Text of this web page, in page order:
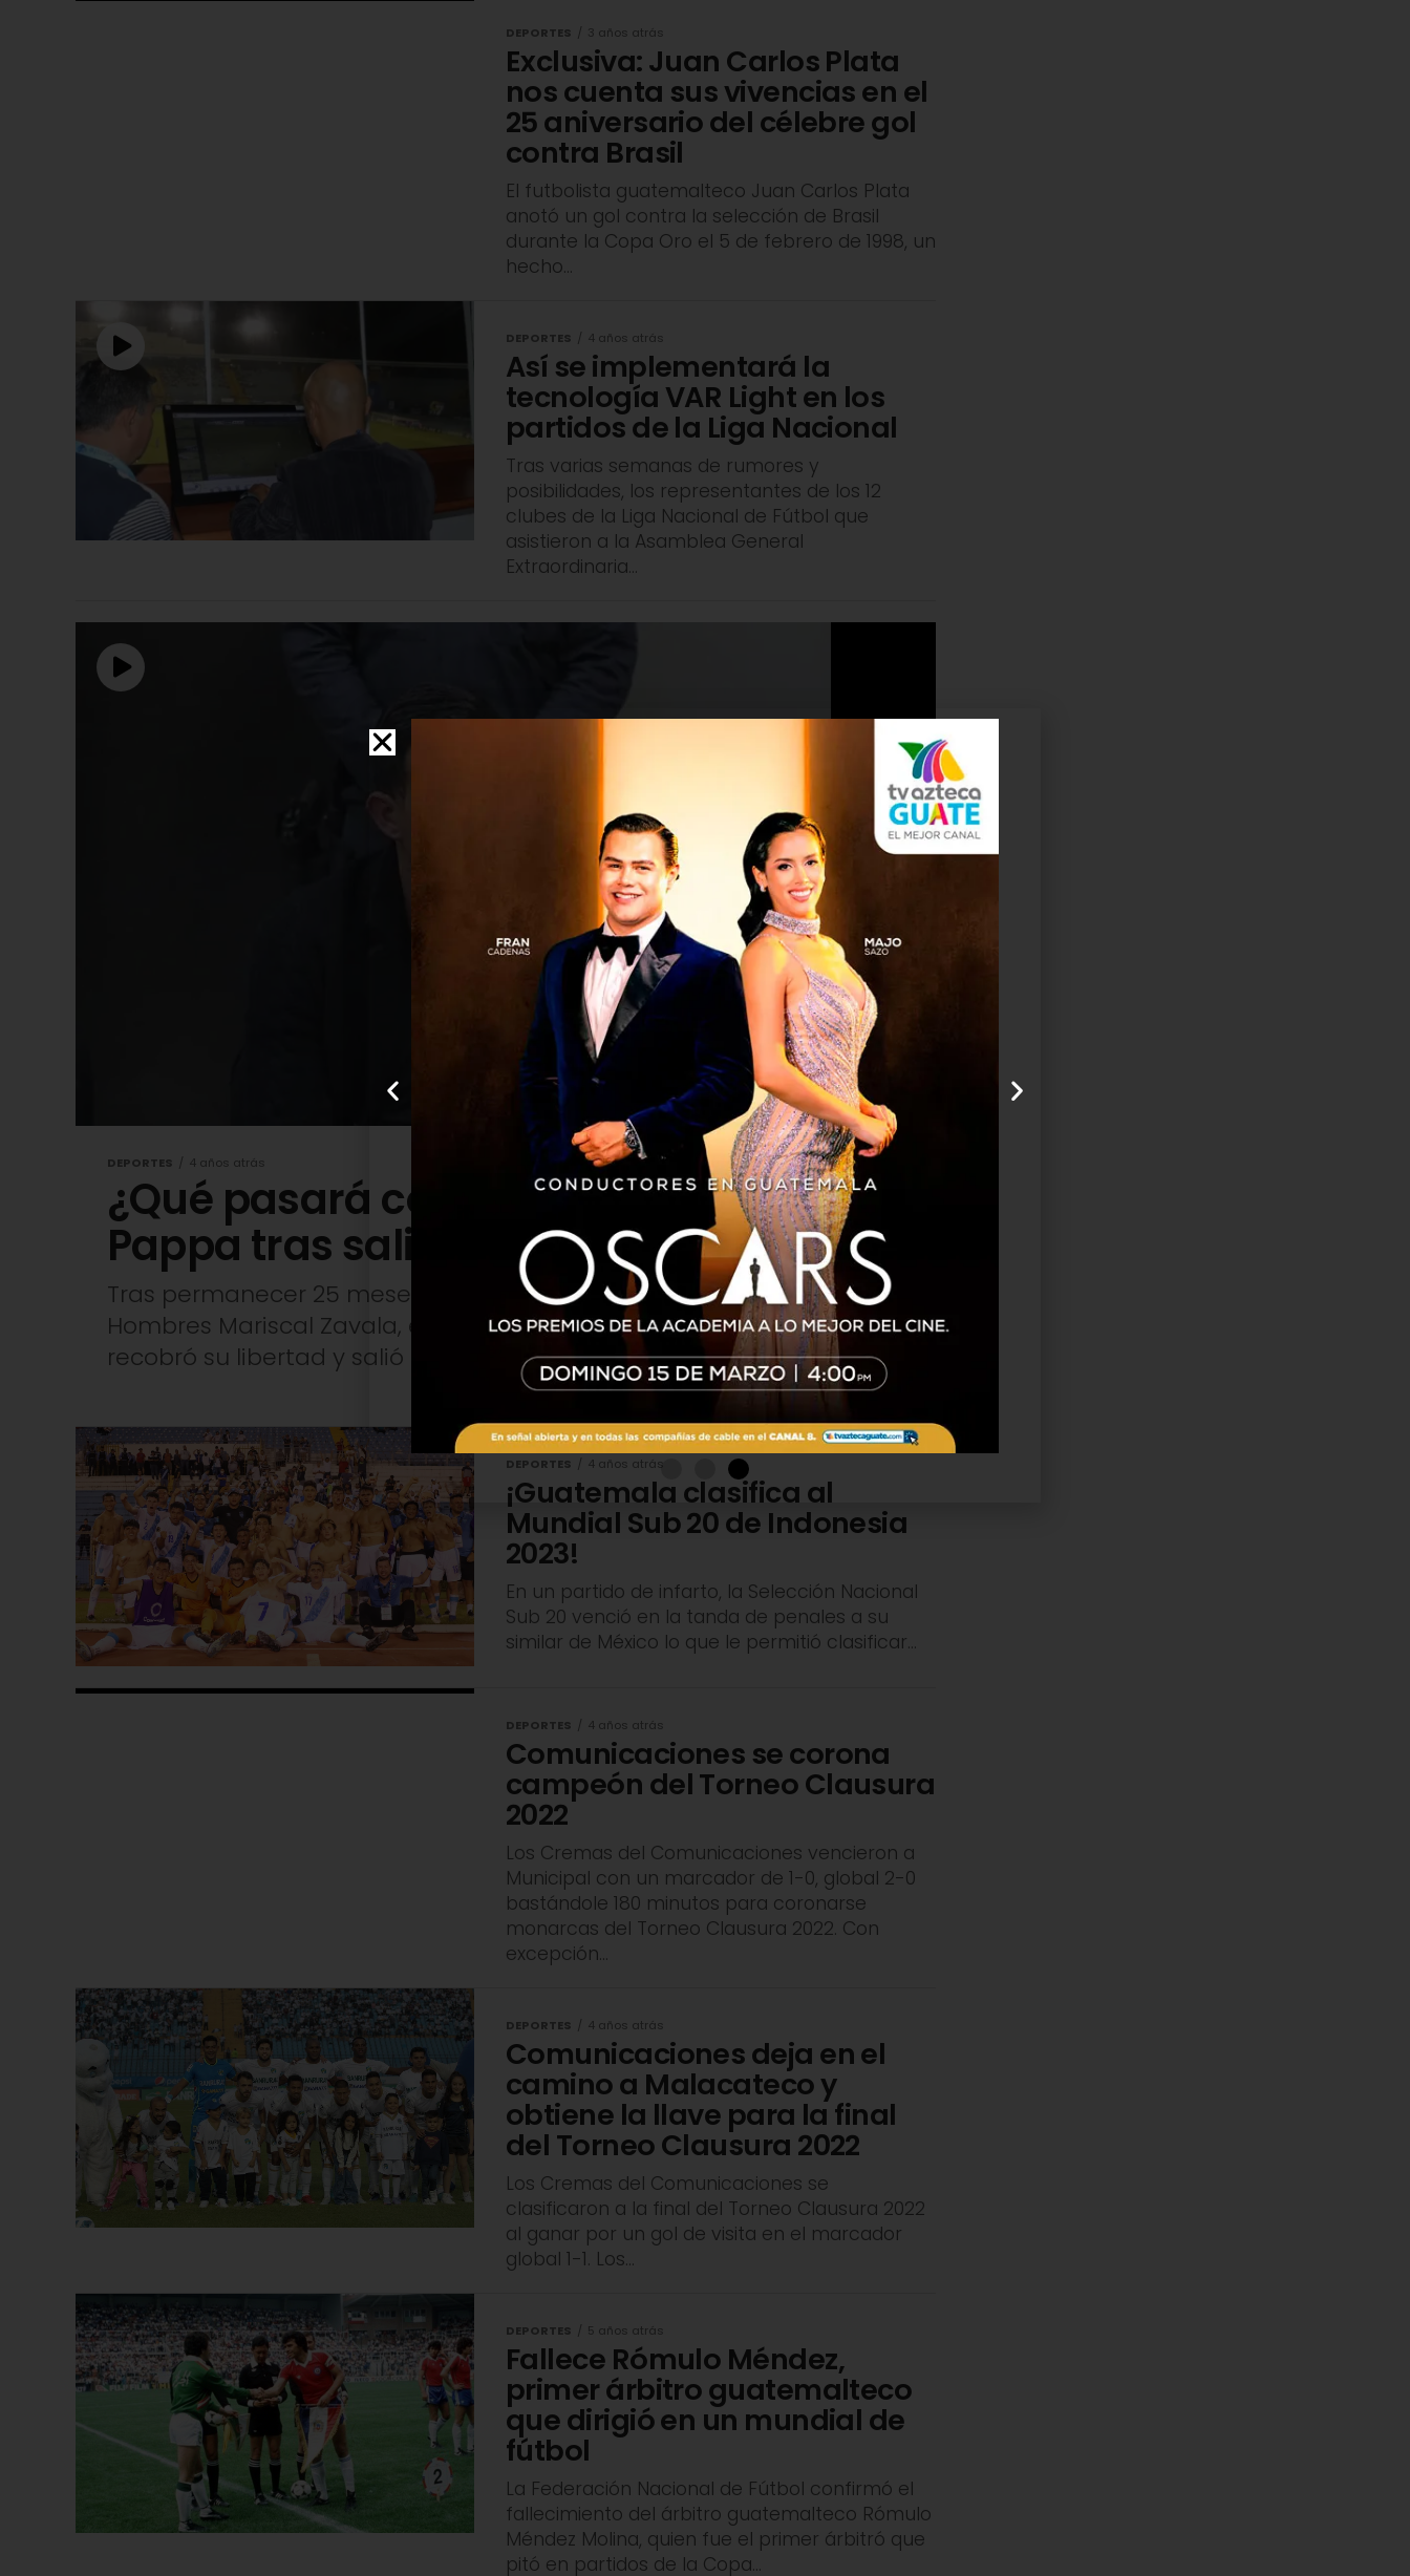
DEPORTES 3 años atrás
Exclusiva: Juan Carlos Plata
nos cuenta sus vivencias en el
25 aniversario del célebre gol
contra Brasil
El futbolista guatemalteco Juan Carlos Plata
anotó un gol contra la selección de Brasil
durante la Copa Oro el 5 de febrero de 1998, un
hecho...
DEPORTES 4 años atrás
Así se implementará la
tecnología VAR Light en los
partidos de la Liga Nacional
Tras varias semanas de rumores y
posibilidades, los representantes de los 12
clubes de la Liga Nacional de Fútbol que
asistieron a la Asamblea General
Extraordinaria...
DEPORTES 4 años atrás
¿Qué pasará con la carrera de Marco
Pappa tras salir de prisión?
Tras permanecer 25 meses en el Centro de Detención para
Hombres Mariscal Zavala, el futbolista Marco Pablo Pappa Ponce,
recobró su libertad y salió de prisión...
DEPORTES 4 años atrás
¡Guatemala clasifica al
Mundial Sub 20 de Indonesia
2023!
En un partido de infarto, la Selección Nacional
Sub 20 venció en la tanda de penales a su
similar de México lo que le permitió clasificar...
DEPORTES 4 años atrás
Comunicaciones se corona
campeón del Torneo Clausura
2022
Los Cremas del Comunicaciones vencieron a
Municipal con un marcador de 1-0, global 2-0
bastándole 180 minutos para coronarse
monarcas del Torneo Clausura 2022. Con
excepción...
DEPORTES 4 años atrás
Comunicaciones deja en el
camino a Malacateco y
obtiene la llave para la final
del Torneo Clausura 2022
Los Cremas del Comunicaciones se
clasificaron a la final del Torneo Clausura 2022
al ganar por un gol de visita en el marcador
global 1-1. Los...
DEPORTES 5 años atrás
Fallece Rómulo Méndez,
primer árbitro guatemalteco
que dirigió en un mundial de
fútbol
La Federación Nacional de Fútbol confirmó el
fallecimiento del árbitro guatemalteco Rómulo
Méndez Molina, quien fue el primer árbitró que
pitó en partidos de la Copa...